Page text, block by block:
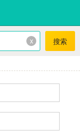
x 搜索